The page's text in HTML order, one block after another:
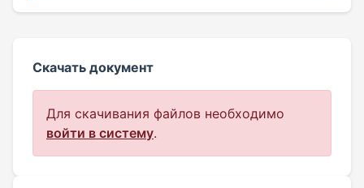
Скачать документ
Для скачивания файлов необходимо
войти в систему.